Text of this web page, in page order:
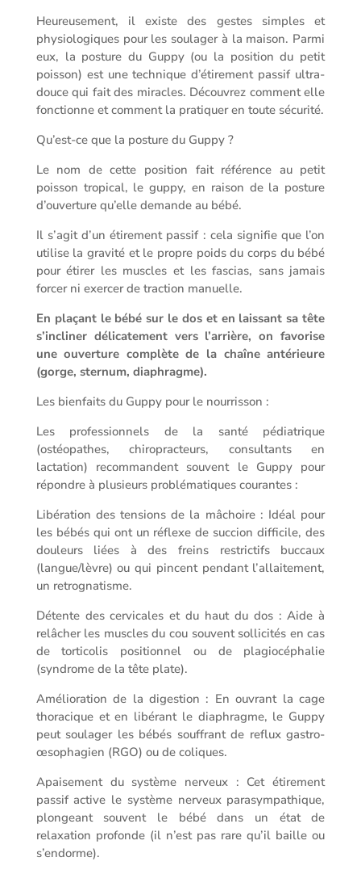
Heureusement, il existe des gestes simples et
physiologiques pour les soulager à la maison. Parmi
eux, la posture du Guppy (ou la position du petit
poisson) est une technique d’étirement passif ultra-
douce qui fait des miracles. Découvrez comment elle
fonctionne et comment la pratiquer en toute sécurité.
Qu’est-ce que la posture du Guppy ?
Le nom de cette position fait référence au petit
poisson tropical, le guppy, en raison de la posture
d’ouverture qu’elle demande au bébé.
Il s’agit d’un étirement passif : cela signifie que l’on
utilise la gravité et le propre poids du corps du bébé
pour étirer les muscles et les fascias, sans jamais
forcer ni exercer de traction manuelle.
En plaçant le bébé sur le dos et en laissant sa tête
s’incliner délicatement vers l’arrière, on favorise
une ouverture complète de la chaîne antérieure
(gorge, sternum, diaphragme).
Les bienfaits du Guppy pour le nourrisson :
Les professionnels de la santé pédiatrique
(ostéopathes, chiropracteurs, consultants en
lactation) recommandent souvent le Guppy pour
répondre à plusieurs problématiques courantes :
Libération des tensions de la mâchoire : Idéal pour
les bébés qui ont un réflexe de succion difficile, des
douleurs liées à des freins restrictifs buccaux
(langue/lèvre) ou qui pincent pendant l’allaitement,
un retrognatisme.
Détente des cervicales et du haut du dos : Aide à
relâcher les muscles du cou souvent sollicités en cas
de torticolis positionnel ou de plagiocéphalie
(syndrome de la tête plate).
Amélioration de la digestion : En ouvrant la cage
thoracique et en libérant le diaphragme, le Guppy
peut soulager les bébés souffrant de reflux gastro-
œsophagien (RGO) ou de coliques.
Apaisement du système nerveux : Cet étirement
passif active le système nerveux parasympathique,
plongeant souvent le bébé dans un état de
relaxation profonde (il n’est pas rare qu’il baille ou
s’endorme).